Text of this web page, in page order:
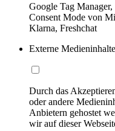
Google Tag
Consent Mode von
Klarna, Freshchat
Externe Medieninhalte
Durch das
oder andere
Anbietern gehostet
wir auf dieser